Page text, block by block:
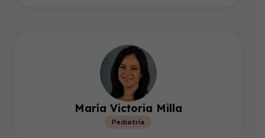
María Victoria Milla
Pediatría